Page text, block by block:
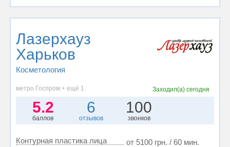
Лазерхауз
Харьков
Косметология
метро Госпром + ещё 1 Заходил(а)сегодня
5.2
баллов
6
отзывов
100
звонков
Контурная пластика лица
от 5100 грн. / 60 мин.